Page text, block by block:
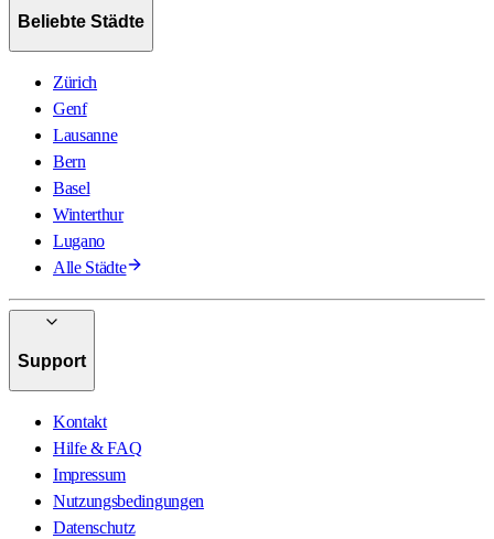
Beliebte Städte
Zürich
Genf
Lausanne
Bern
Basel
Winterthur
Lugano
Alle Städte
Support
Kontakt
Hilfe & FAQ
Impressum
Nutzungsbedingungen
Datenschutz